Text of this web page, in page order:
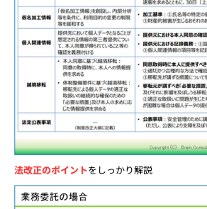
法改正のポイントをしっかり解説